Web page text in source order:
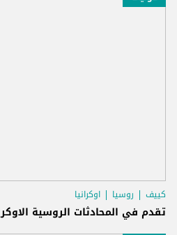
كييف روسيا اوكرانيا
تقدم في المحادثات الروسية